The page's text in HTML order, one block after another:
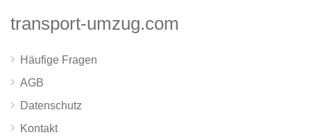
transport-umzug.com
Häufige Fragen
AGB
Datenschutz
Kontakt